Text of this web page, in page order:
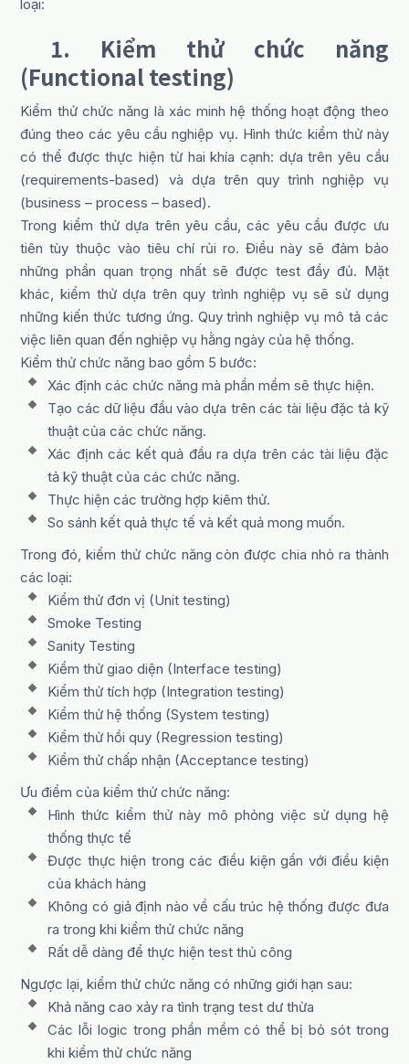
loại:
1. Kiểm thử chức năng
(Functional testing)
Kiểm thử chức năng là xác minh hệ thống hoạt động theo
đúng theo các yêu cầu nghiệp vụ. Hình thức kiểm thử này
có thể được thực hiện từ hai khía cạnh: dựa trên yêu cầu
(requirements-based) và dựa trên quy trình nghiệp vụ
(business – process – based).
Trong kiểm thử dựa trên yêu cầu, các yêu cầu được ưu
tiên tùy thuộc vào tiêu chí rủi ro. Điều này sẽ đảm bảo
những phần quan trọng nhất sẽ được test đầy đủ. Mặt
khác, kiểm thử dựa trên quy trình nghiệp vụ sẽ sử dụng
những kiến thức tương ứng. Quy trình nghiệp vụ mô tả các
việc liên quan đến nghiệp vụ hằng ngày của hệ thống.
Kiểm thử chức năng bao gồm 5 bước:
Xác định các chức năng mà phần mềm sẽ thực hiện.
Tạo các dữ liệu đầu vào dựa trên các tài liệu đặc tả kỹ
thuật của các chức năng.
Xác định các kết quả đầu ra dựa trên các tài liệu đặc
tả kỹ thuật của các chức năng.
Thực hiện các trường hợp kiêm thử.
So sánh kết quả thực tế và kết quả mong muốn.
Trong đó, kiểm thử chức năng còn được chia nhỏ ra thành
các loại:
Kiểm thử đơn vị (Unit testing)
Smoke Testing
Sanity Testing
Kiểm thử giao diện (Interface testing)
Kiểm thử tích hợp (Integration testing)
Kiểm thử hệ thống (System testing)
Kiểm thử hồi quy (Regression testing)
Kiểm thử chấp nhận (Acceptance testing)
Ưu điểm của kiểm thử chức năng:
Hình thức kiểm thử này mô phỏng việc sử dụng hệ
thống thực tế
Được thực hiện trong các điều kiện gần với điều kiện
của khách hàng
Không có giả định nào về cấu trúc hệ thống được đưa
ra trong khi kiểm thử chức năng
Rất dễ dàng để thực hiện test thủ công
Ngược lại, kiểm thử chức năng có những giới hạn sau:
Khả năng cao xảy ra tình trạng test dư thừa
Các lỗi logic trong phần mềm có thể bị bỏ sót trong
khi kiểm thử chức năng